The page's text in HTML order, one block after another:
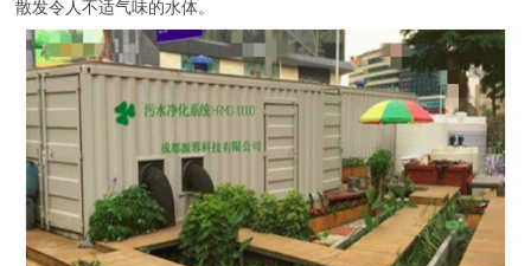
散发令人不适气味的水体。